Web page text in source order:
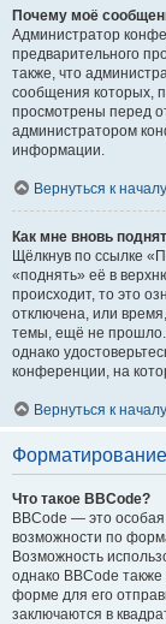
Почему моё
Администратор
предварительного
также, что
сообщения которых,
просмотрены перед
администратором
информации.
Вернуться к началу
Как мне вновь
Щёлкнув по ссылке
«поднять» её в
происходит, то это
отключена, или
темы, ещё не прошло.
однако
конференции, на
Вернуться к началу
Что такое BBCode?
BBCode — это
возможности по
Возможность
однако BBCode
форме для его
заключаются в